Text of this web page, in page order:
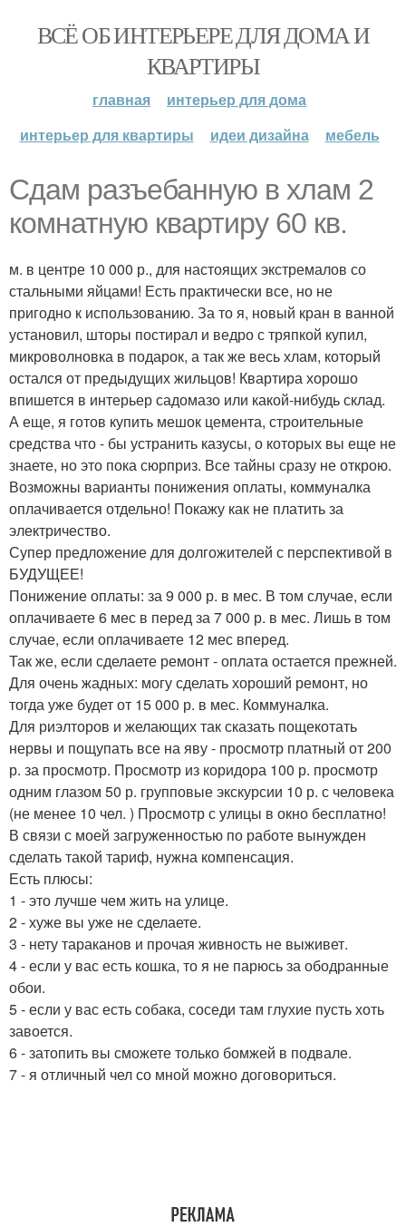
ВСЁ ОБ ИНТЕРЬЕРЕ ДЛЯ ДОМА И
КВАРТИРЫ
главная
интерьер для дома
интерьер для квартиры
идеи дизайна мебель
Сдам разъебанную в хлам 2
комнатную квартиру 60 кв.
м. в центре 10 000 р., для настоящих экстремалов со
стальными яйцами! Есть практически все, но не
пригодно к использованию. За то я, новый кран в ванной
установил, шторы постирал и ведро с тряпкой купил,
микроволновка в подарок, а так же весь хлам, который
остался от предыдущих жильцов! Квартира хорошо
впишется в интерьер садомазо или какой-нибудь склад.
А еще, я готов купить мешок цемента, строительные
средства что - бы устранить казусы, о которых вы еще не
знаете, но это пока сюрприз. Все тайны сразу не открою.
Возможны варианты понижения оплаты, коммуналка
оплачивается отдельно! Покажу как не платить за
электричество.
Супер предложение для долгожителей с перспективой в
БУДУЩЕЕ!
Понижение оплаты: за 9 000 р. в мес. В том случае, если
оплачиваете 6 мес в перед за 7 000 р. в мес. Лишь в том
случае, если оплачиваете 12 мес вперед.
Так же, если сделаете ремонт - оплата остается прежней.
Для очень жадных: могу сделать хороший ремонт, но
тогда уже будет от 15 000 р. в мес. Коммуналка.
Для риэлторов и желающих так сказать пощекотать
нервы и пощупать все на яву - просмотр платный от 200
р. за просмотр. Просмотр из коридора 100 р. просмотр
одним глазом 50 р. групповые экскурсии 10 р. с человека
(не менее 10 чел. ) Просмотр с улицы в окно бесплатно!
В связи с моей загруженностью по работе вынужден
сделать такой тариф, нужна компенсация.
Есть плюсы:
1 - это лучше чем жить на улице.
2 - хуже вы уже не сделаете.
3 - нету тараканов и прочая живность не выживет.
4 - если у вас есть кошка, то я не парюсь за ободранные
обои.
5 - если у вас есть собака, соседи там глухие пусть хоть
завоется.
6 - затопить вы сможете только бомжей в подвале.
7 - я отличный чел со мной можно договориться.